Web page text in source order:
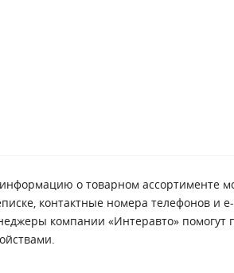
о товарном ассортименте
контактные номера телефонов и
компании «Интеравто» помогут